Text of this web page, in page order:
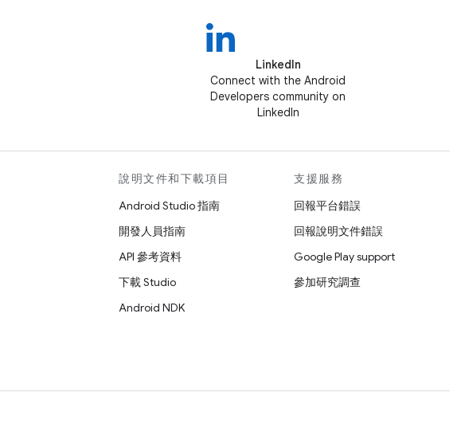
LinkedIn
Connect with the Android
Developers community on
LinkedIn
說明文件和下載項目
Android Studio 指南
開發人員指南
API 參考資料
下載 Studio
Android NDK
支援服務
回報平台錯誤
回報說明文件錯誤
Google Play support
參加研究調查